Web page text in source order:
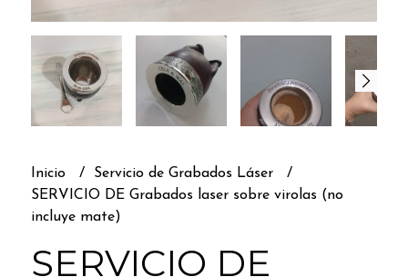
Inicio
Servicio de Grabados Láser
SERVICIO DE Grabados laser sobre virolas (no
incluye mate)
SERVICIO DE